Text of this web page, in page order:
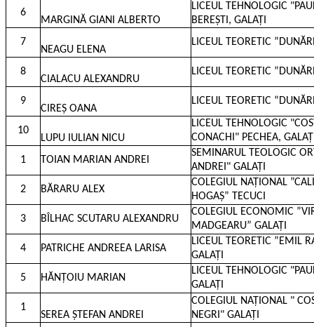
6
MARGINĂ GIANI ALBERTO
LICEUL TEHNOLOGIC
BEREȘTI, GALAȚI
7
NEAGU ELENA
LICEUL TEORETIC
8
CIALACU ALEXANDRU
LICEUL TEORETIC
9
CIREȘ OANA
LICEUL TEORETIC
10
LUPU IULIAN NICU
LICEUL TEHNOLOGIC
CONACHI" PECHEA,
1
TOIAN MARIAN ANDREI
SEMINARUL TEOLOGIC
ANDREI" GALAȚI
2
BĂRARU ALEX
COLEGIUL NAȚIONAL
HOGAȘ” TECUCI
3
BÎLHAC SCUTARU ALEXANDRU
COLEGIUL ECONOMIC
MADGEARU” GALAȚI
4
PATRICHE ANDREEA LARISA
LICEUL TEORETIC ”EMIL
GALAȚI
5
HĂNȚOIU MARIAN
LICEUL TEHNOLOGIC
GALAȚI
1
SEREA ȘTEFAN ANDREI
COLEGIUL NAȚIONAL "
NEGRI" GALAȚI